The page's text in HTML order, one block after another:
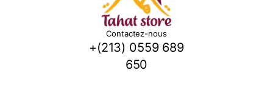
Contactez-nous
+(213) 0559 689
650